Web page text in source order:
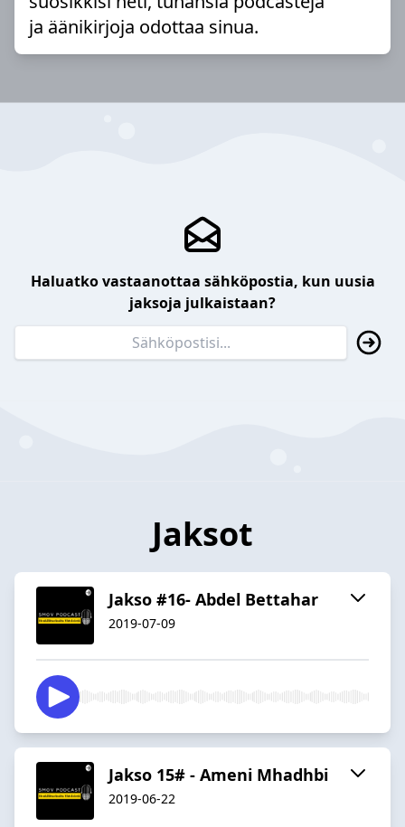
ja äänikirjoja odottaa sinua.
Haluatko vastaanottaa sähköpostia, kun uusia
jaksoja julkaistaan?
Jaksot
Jakso #16- Abdel Bettahar
2019-07-09
Jakso 15# - Ameni Mhadhbi
2019-06-22